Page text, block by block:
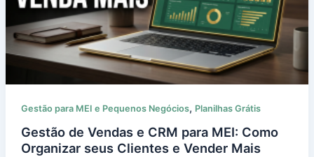
Gestão para MEI e Pequenos Negócios, Planilhas Grátis
Gestão de Vendas e CRM para MEI: Como
Organizar seus Clientes e Vender Mais